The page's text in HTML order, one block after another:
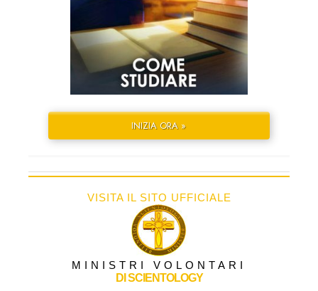
INIZIA ORA »
VISITA IL SITO UFFICIALE
MINISTRI VOLONTARI
DI SCIENTOLOGY